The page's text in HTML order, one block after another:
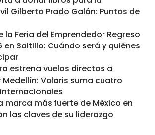
Gilberto Prado Galán: Puntos de
la Feria del Emprendedor Regreso
en Saltillo: Cuándo será y quiénes
estrena vuelos directos a
Volaris suma cuatro
marca más fuerte de México en
las claves de su liderazgo